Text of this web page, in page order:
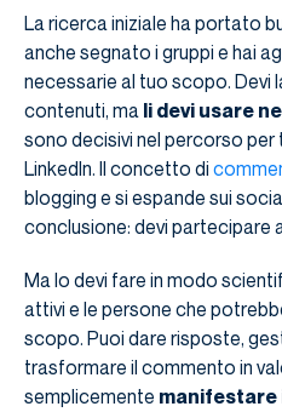
La ricerca iniziale ha portato
anche segnato i gruppi e hai
necessarie al tuo scopo. Devi
contenuti, ma li devi usare
sono decisivi nel percorso per
LinkedIn. Il concetto di
blogging e si espande sui
conclusione: devi partecipare
Ma lo devi fare in modo
attivi e le persone che
scopo. Puoi dare risposte,
trasformare il commento in
semplicemente manifestare